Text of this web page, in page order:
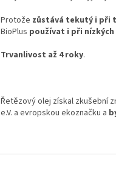
Protože zůstává tekutý i při
BioPlus používat i při
Trvanlivost až 4 roky.
Řetězový olej získal zkušební
e.V. a evropskou ekoznačku a